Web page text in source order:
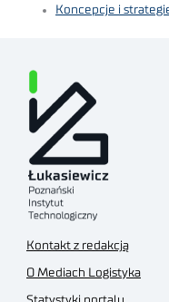
Koncepcje i
Kontakt z redakcją
O Mediach Logistyka